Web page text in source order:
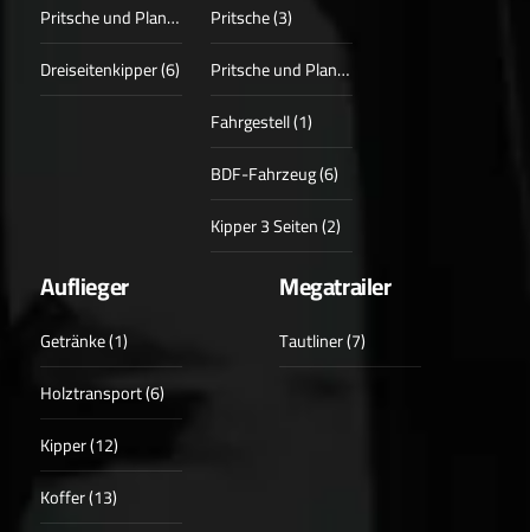
Pritsche und Plane (3)
Dreiseitenkipper (6)
Pritsche (3)
Pritsche und Plane (1)
Fahrgestell (1)
BDF-Fahrzeug (6)
Kipper 3 Seiten (2)
Auflieger
Getränke (1)
Holztransport (6)
Kipper (12)
Koffer (13)
Megatrailer
Tautliner (7)